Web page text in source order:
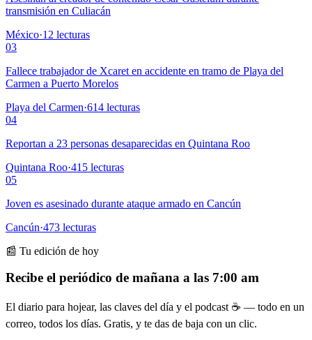
transmisión en Culiacán
México·12 lecturas
03
Fallece trabajador de Xcaret en accidente en tramo de Playa del
Carmen a Puerto Morelos
Playa del Carmen·614 lecturas
04
Reportan a 23 personas desaparecidas en Quintana Roo
Quintana Roo·415 lecturas
05
Joven es asesinado durante ataque armado en Cancún
Cancún·473 lecturas
📰 Tu edición de hoy
Recibe el periódico de mañana a las 7:00 am
El diario para hojear, las claves del día y el podcast ☕ — todo en un
correo, todos los días. Gratis, y te das de baja con un clic.